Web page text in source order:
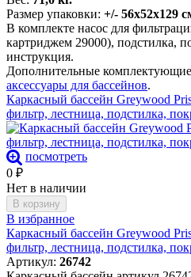
Размер упаковки: +/- 56х52х129
В комплекте насос для
картриджем 29000), подстилка,
инструкция.
Дополнительные
аксессуары для бассейнов.
Каркасный бассейн Greywood
фильтр, лестница, подстилка,
посмотреть
0 ₽
Нет в наличии
В корзину
В избранное
Каркасный бассейн Greywood
фильтр, лестница, подстилка,
Артикул: 26742